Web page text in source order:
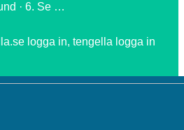
· 6. Se …
logga in, tengella logga in